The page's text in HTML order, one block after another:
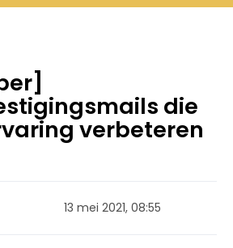
die
verbeteren
13 mei 2021, 08:55